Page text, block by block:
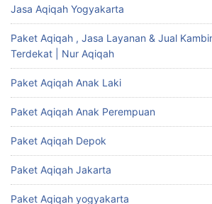
Jasa Aqiqah Yogyakarta
Paket Aqiqah , Jasa Layanan & Jual
Terdekat | Nur Aqiqah
Paket Aqiqah Anak Laki
Paket Aqiqah Anak Perempuan
Paket Aqiqah Depok
Paket Aqiqah Jakarta
Paket Aqiqah yogyakarta